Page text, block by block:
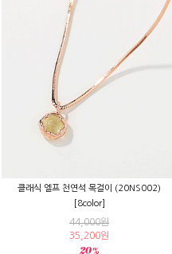
클래식 엘프 천연석 목걸이 (20NS002)
[8color]
44,000원
35,200원